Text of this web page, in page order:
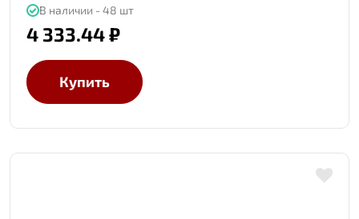
В наличии - 48 шт
4 333.44 ₽
Купить